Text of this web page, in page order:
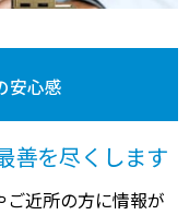
安心感
善を尽くします
近所の方に情報が